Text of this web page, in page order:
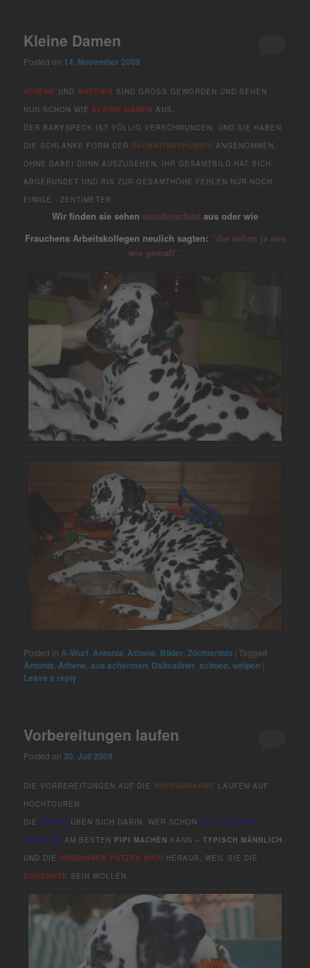
Kleine Damen
Posted on 14. November 2009
ATHENE UNDANTONIA SIND GROSS GEWORDEN UND SEHEN N
UN SCHON WIE KLEINE DAMEN AUS.
DER BABYSPECK IST VÖLLIG VERSCHWUNDEN, UND SIE HABEN
DIE SCHLANKE FORM DER DALMATINERHÜNDINANGENOMMEN,
OHNE DABEI DÜNN AUSZUSEHEN. IHR GESAMTBILD HAT SICH
ABGERUNDET UND BIS ZUR GESAMTHÖHE FEHLEN NUR NOCH
EINIGE ZENTIMETER.
Wir finden sie sehen wunderschön aus oder wie
Frauchens Arbeitskollegen neulich sagten: “die sehen ja aus
wie gemalt”.
Posted in A-Wurf Antonia Athene Bilder ,Züchterinfo |Tagged
Antonia Athene ,aus schermen Dalmatiner ,schoen ,welpen |
Leave a reply
Vorbereitungen laufen
Posted on30. Juli 2009
DIE VORBEREITUNGEN AUF DIEWURFABNAHME LAUFEN AUF
HOCHTOUREN.
DIE RÜDEN ÜBEN SICH DARIN, WER SCHONAUF 3 BEINEN
STEHEND AM BESTEN PIPI MACHEN KANN –TYPISCH MÄNNLICH.
UND DIE HÜNDINNEN PUTZENSICH HERAUS, WEIL SIE DIE
SCHÖNSTE SEIN WOLLEN.